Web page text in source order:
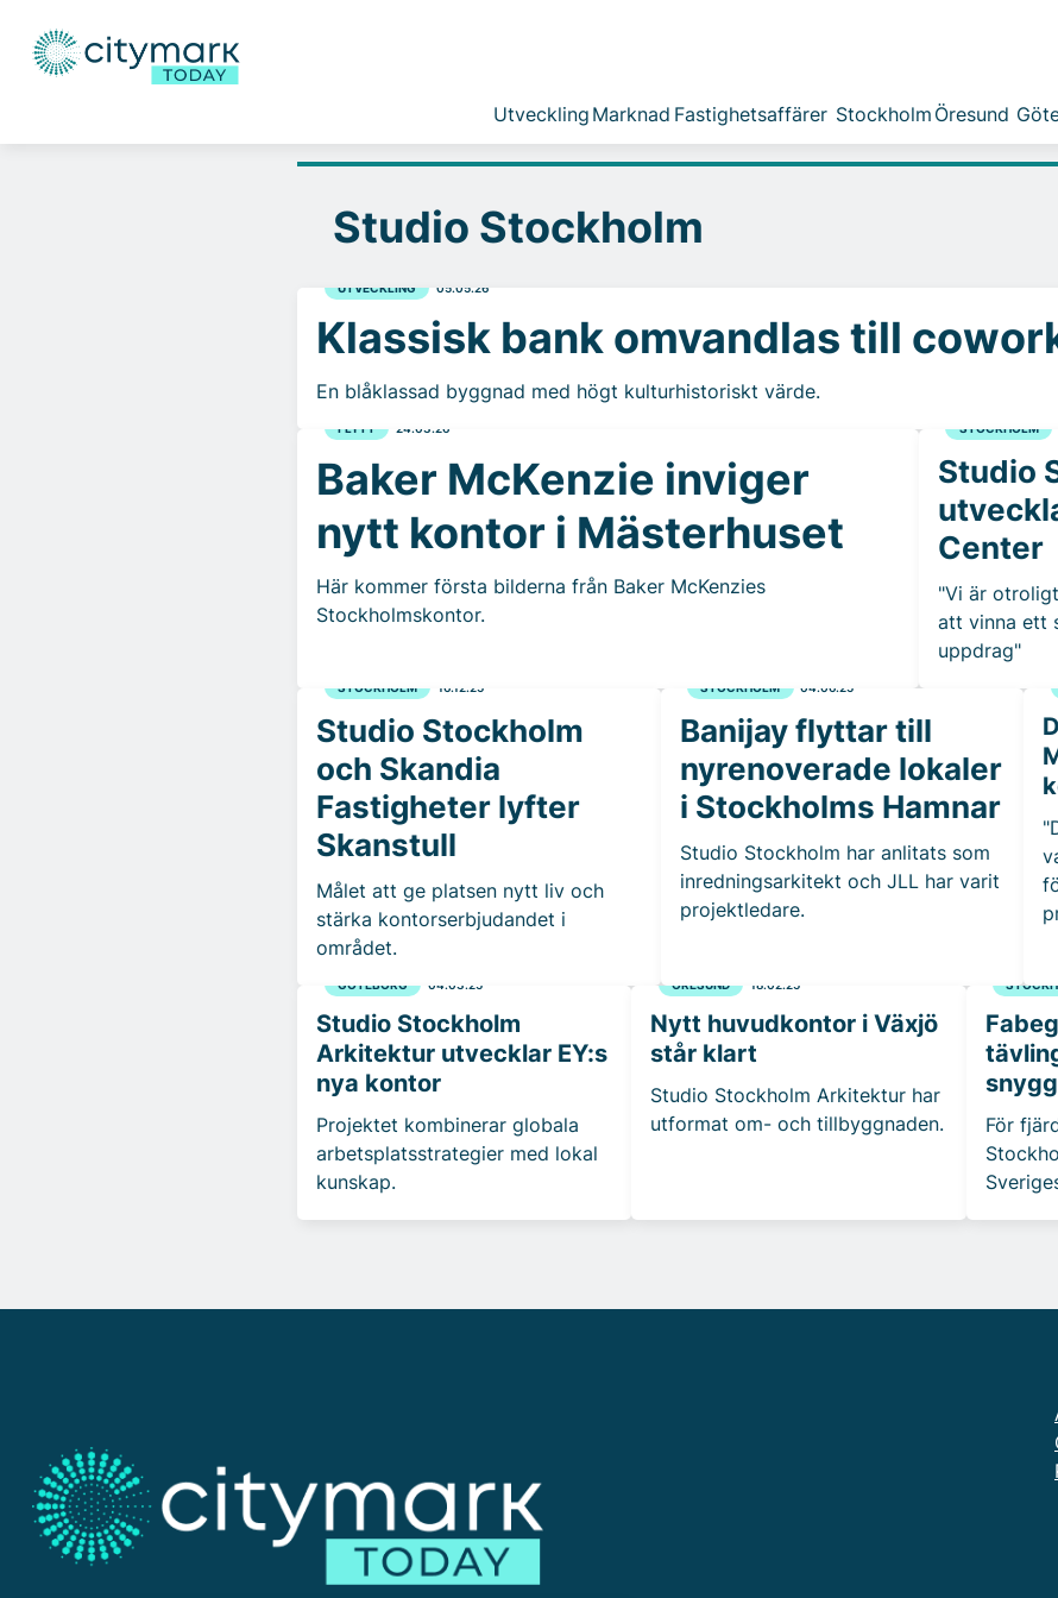
Utveckling Marknad Fastighetsaffärer Stockholm Öresund
Studio Stockholm
UTVECKLING 05.05.26
Klassisk bank omvandlas till
En blåklassad byggnad med högt kulturhistoriskt värde.
FLYTT 24.03.26
Baker McKenzie inviger
nytt kontor i Mästerhuset
Här kommer första bilderna från Baker McKenzies
Stockholmskontor.
STOCKHOLM
Studio
Center
"Vi är
att vinna ett
uppdrag"
STOCKHOLM 16.12.25
Studio Stockholm
och Skandia
Fastigheter lyfter
Skanstull
Målet att ge platsen nytt liv och
stärka kontorserbjudandet i
området.
STOCKHOLM 04.06.25
Banijay flyttar till
nyrenoverade lokaler
i Stockholms Hamnar
Studio Stockholm har anlitats som
inredningsarkitekt och JLL har varit
projektledare.
GÖTEBORG 04.03.25
Studio Stockholm
Arkitektur utvecklar EY:s
nya kontor
Projektet kombinerar globala
arbetsplatsstrategier med lokal
kunskap.
ÖRESUND 18.02.25
Nytt huvudkontor i Växjö
står klart
Studio Stockholm Arkitektur har
utformat om- och tillbyggnaden.
För